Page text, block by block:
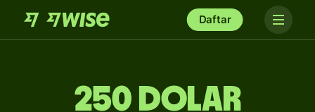
Daftar
250 dolar